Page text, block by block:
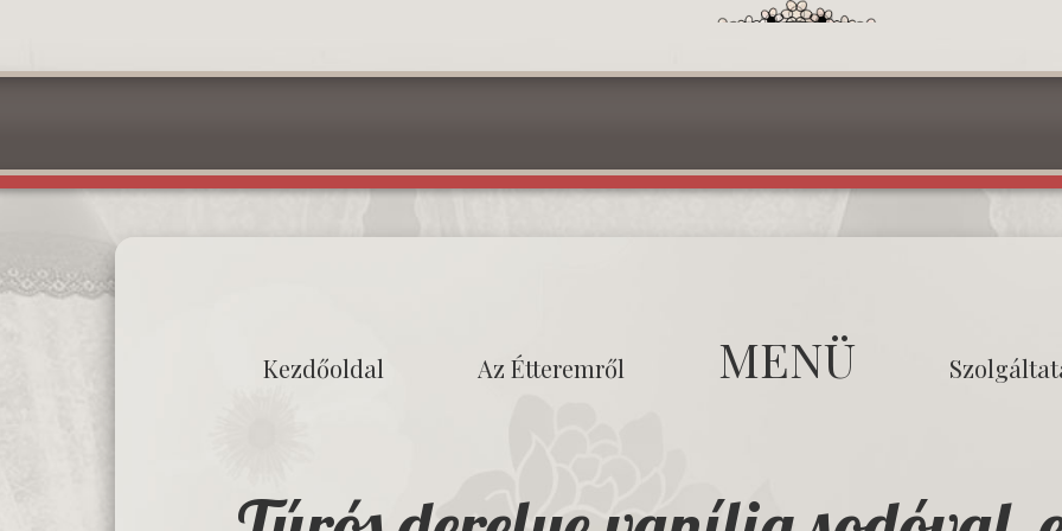
Kezdőoldal Az Étteremről MENÜ